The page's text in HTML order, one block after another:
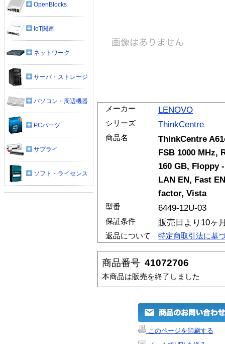
メーカー LENOVO
シリーズ ThinkCentre
商品名
ThinkCentre
FSB 1000 MHz,
160 GB, Floppy
LAN EN, Fast
factor, Vista
型番 6449-12U-03
保証条件 販売日より10ヶ
返品について 特定商取引法に基
商品番号 41072706
本商品は販売を終了しました
このページを印刷する
OpenBlocks
IoT関連
ネットワーク
サーバ・ストレージ
パソコン・周辺機器
PCパーツ
サプライ
ソフト・ライセンス